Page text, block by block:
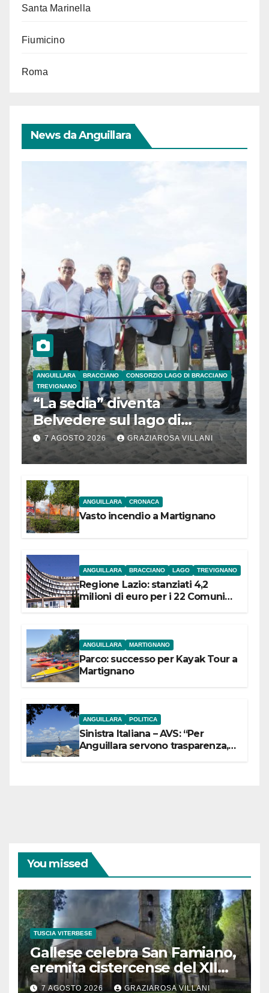
Santa Marinella
Fiumicino
Roma
News da Anguillara
ANGUILLARA BRACCIANO
CONSORZIO LAGO DI BRACCIANO
TREVIGNANO
“La sedia” diventa
Belvedere sul lago di
Bracciano: ieri
l’inaugurazione
7 AGOSTO 2026 GRAZIAROSA VILLANI
ANGUILLARA CRONACA
Vasto incendio a Martignano
ANGUILLARA BRACCIANO LAGO TREVIGNANO
Regione Lazio: stanziati 4,2
milioni di euro per i 22 Comuni
ANGUILLARA MARTIGNANO
Parco: successo per Kayak Tour a
Martignano
ANGUILLARA POLITICA
Sinistra Italiana – AVS: “Per
Anguillara servono trasparenza,
You missed
TUSCIA VITERBESE
Gallese celebra San Famiano,
eremita cistercense del XII
secolo
7 AGOSTO 2026 GRAZIAROSA VILLANI